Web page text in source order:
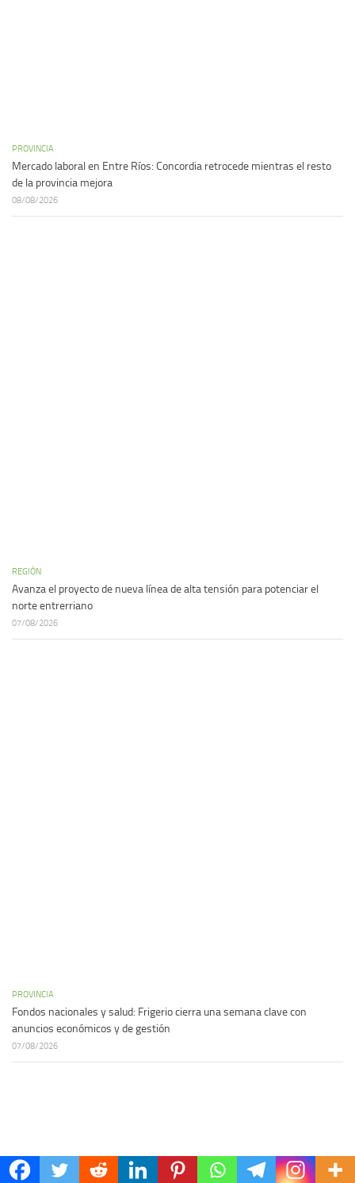
PROVINCIA
Mercado laboral en Entre Ríos: Concordia retrocede mientras el resto
de la provincia mejora
08/08/2026
REGIÓN
Avanza el proyecto de nueva línea de alta tensión para potenciar el
norte entrerriano
07/08/2026
PROVINCIA
Fondos nacionales y salud: Frigerio cierra una semana clave con
anuncios económicos y de gestión
07/08/2026